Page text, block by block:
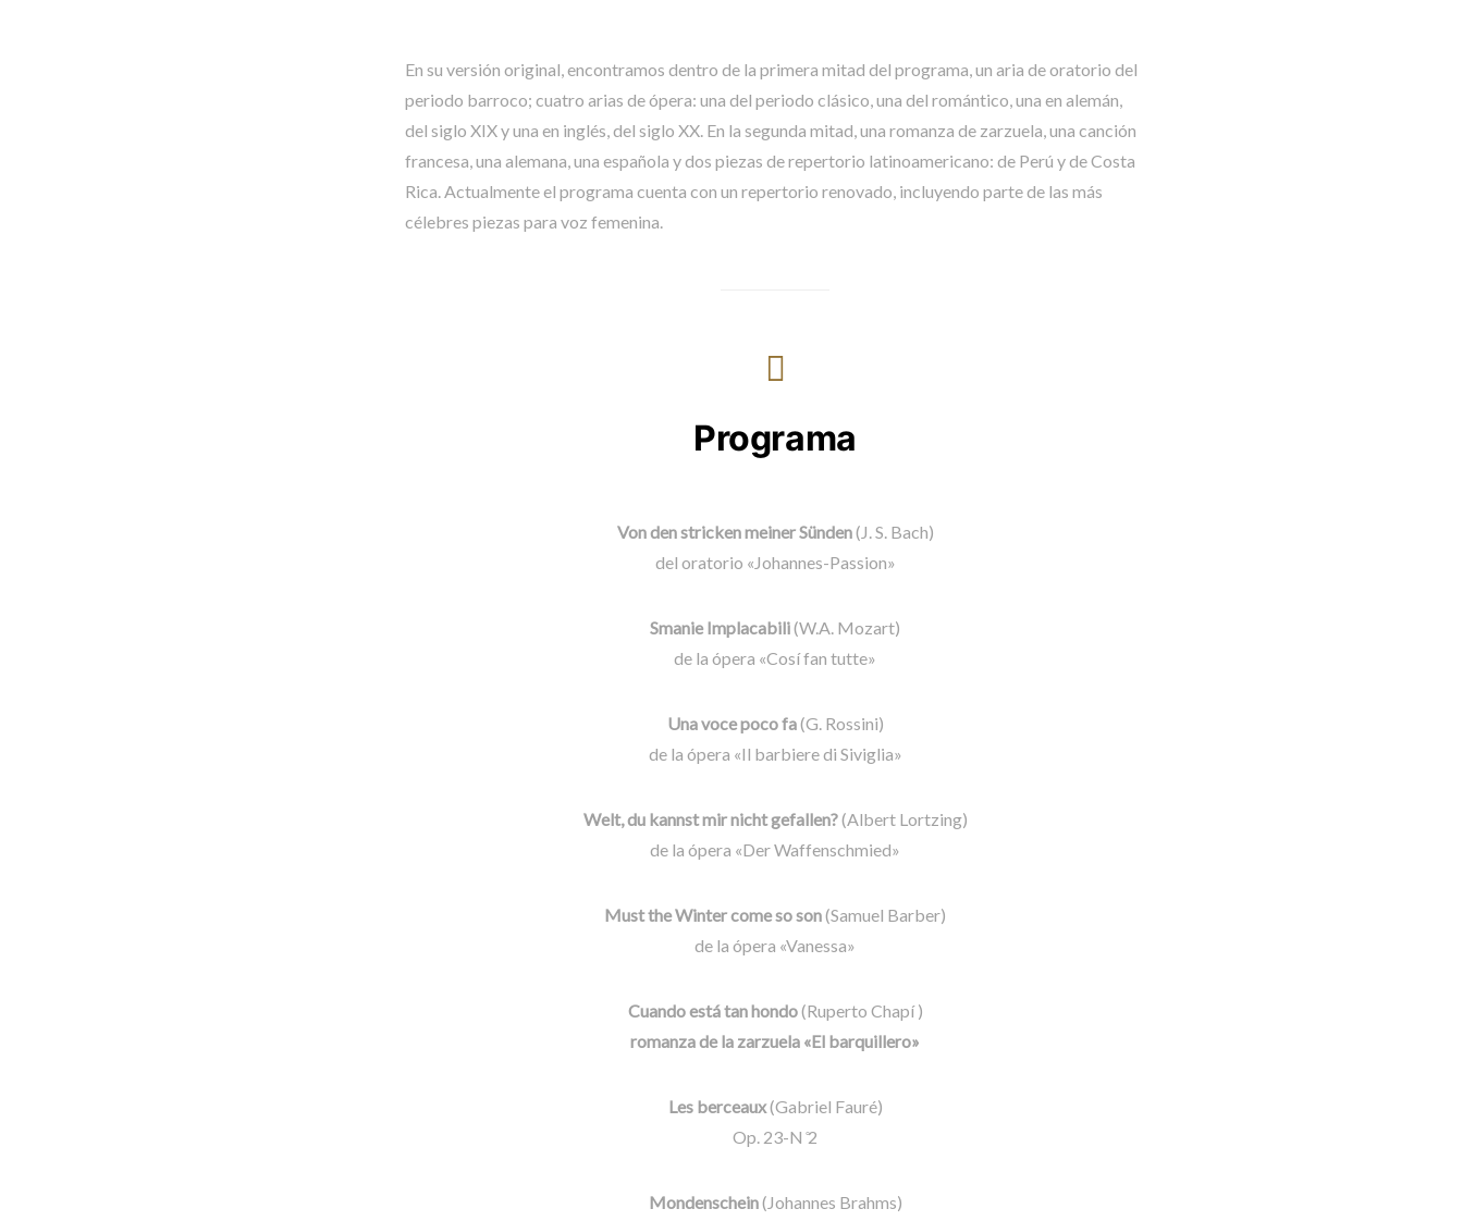
En su versión original, encontramos dentro de la primera mitad del programa, un aria de oratorio del
periodo barroco; cuatro arias de ópera: una del periodo clásico, una del romántico, una en alemán,
del siglo XIX y una en inglés, del siglo XX. En la segunda mitad, una romanza de zarzuela, una canción
francesa, una alemana, una española y dos piezas de repertorio latinoamericano: de Perú y de Costa
Rica. Actualmente el programa cuenta con un repertorio renovado, incluyendo parte de las más
célebres piezas para voz femenina.
Programa
Von den stricken meiner Sünden(J. S. Bach)
del oratorio «Johannes-Passion»
Smanie Implacabili(W.A. Mozart)
de la ópera «Cosí fan tutte»
Una voce poco fa(G. Rossini)
de la ópera «Il barbiere di Siviglia»
Welt, du kannst mir nicht gefallen?(Albert Lortzing)
de la ópera «Der Waffenschmied»
Must the Winter come so son(Samuel Barber)
de la ópera «Vanessa»
Cuando está tan hondo(Ruperto Chapí )
romanza de la zarzuela «El barquillero»
Les berceaux(Gabriel Fauré)
Op. 23-N ̊2
Mondenschein(Johannes Brahms)